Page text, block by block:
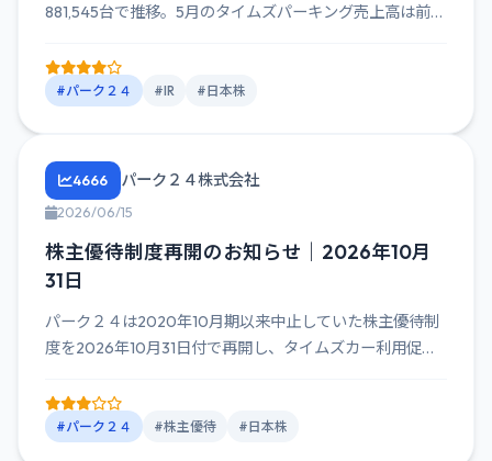
881,545台で推移。5月のタイムズパーキング売上高は前年
#パーク２４ #IR #日本株
4666 パーク２４株式会社
2026/06/15
株主優待制度再開のお知らせ｜2026年10月
31日
パーク２４は2020年10月期以来中止していた株主優待制
度を2026年10月31日付で再開し、タイムズカー利用促進
#パーク２４ #株主優待 #日本株